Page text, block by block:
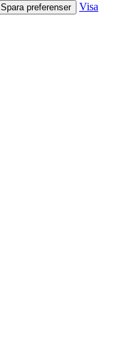
Spara preferenser
Visa